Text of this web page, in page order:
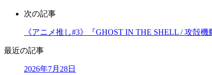
次の記事
《アニメ推し#3》『GHOST IN THE SHELL / 攻殻
最近の記事
2026年7月28日